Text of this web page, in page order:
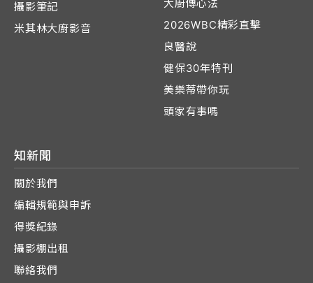
攝影筆記
米其林大廚影音
大廚傳心法
2026WBC精彩直擊
良醫說
健保30年特刊
美樂蒂帶你玩
頭家有事嗎
知新聞
關於我們
編輯規範與申訴
得獎紀錄
攝影棚出租
聯絡我們